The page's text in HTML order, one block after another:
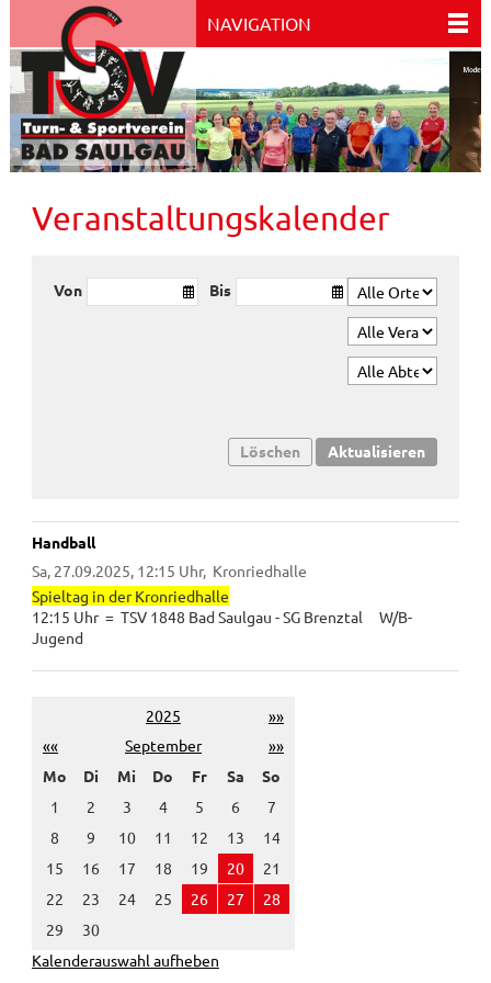
NAVIGATION
Veranstaltungskalender
Von Bis
Löschen Aktualisieren
Handball
Sa, 27.09.2025, 12:15 Uhr Kronriedhalle
Spieltag in der Kronriedhalle
12:15 Uhr = TSV 1848 Bad Saulgau - SG Brenztal W/B-
Jugend
2025
»»
««
September
»»
Mo
Di Mi Do Fr Sa
So
1
2 3 4 5 6
7
8
9 10 11 12 13
14
15
16 17 18 19 20
21
22
23 24 25 26 27
28
29
30
Kalenderauswahl aufheben